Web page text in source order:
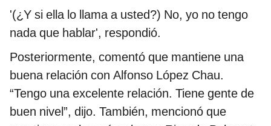
'(¿Y si ella lo llama a usted?) No, yo no tengo
nada que hablar', respondió.
Posteriormente, comentó que mantiene una
buena relación con Alfonso López Chau.
“Tengo una excelente relación. Tiene gente de
buen nivel”, dijo. También, mencionó que